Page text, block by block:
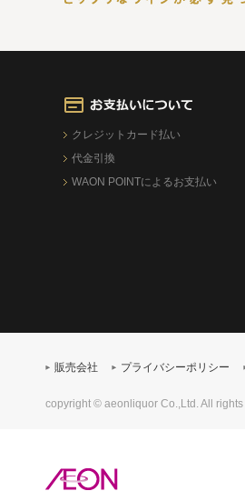
クレジットカード払い
代金引換
WAON POINTによるお支払い
販売会社 プライバシーポリシー
copyright © aeonliquor Co.,Ltd. All rights